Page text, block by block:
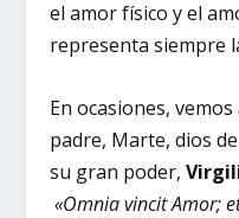
el amor físico y el
representa siempre
En ocasiones,
padre, Marte, dios
su gran poder,
«Omnia vincit Amor;